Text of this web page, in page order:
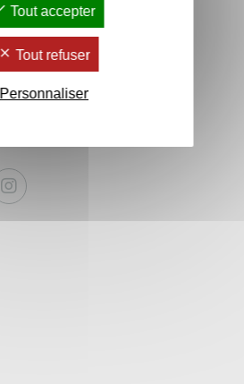
Tout accepter
Tout refuser
Personnaliser